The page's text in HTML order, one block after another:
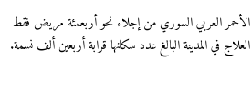
العربي السوري من إجلاء نحو أربعمئة مريض فقط
في المدينة البالغ عدد سكانها قرابة أربعين ألف نسمة.